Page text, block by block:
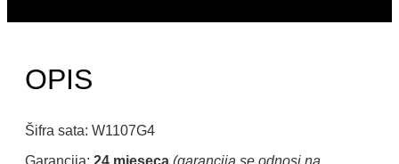
OPIS
Šifra sata: W1107G4
Garancija: 24 mjeseca (garancija se odnosi na